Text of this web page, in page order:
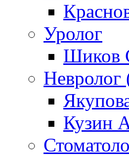
Уролог
Шиков
Невролог
Кузин